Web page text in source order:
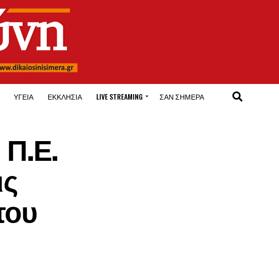
ΥΓΕΊΑ ΕΚΚΛΗΣΊΑ LIVE STREAMING ΣΑΝ ΣΉΜΕΡΑ
Π.Ε.